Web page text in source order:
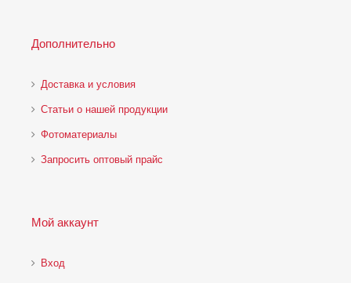
Дополнительно
Доставка и условия
Статьи о нашей продукции
Фотоматериалы
Запросить оптовый прайс
Мой аккаунт
Вход